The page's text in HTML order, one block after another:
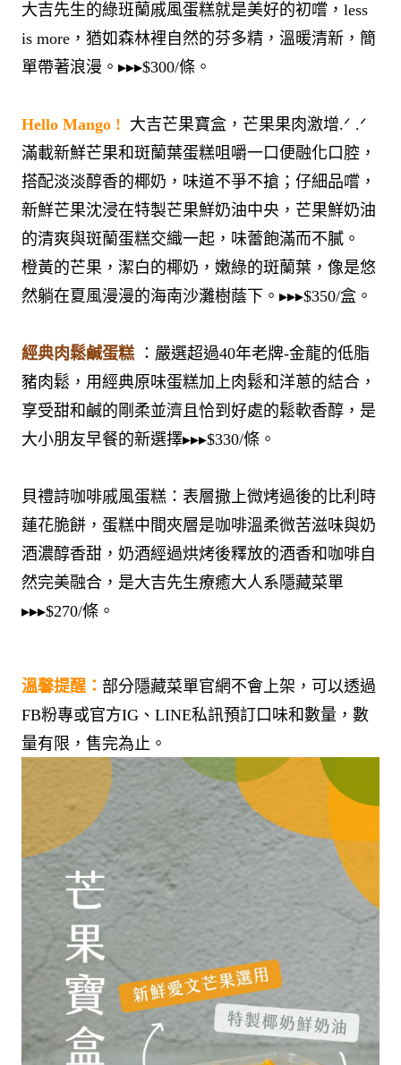
大吉先生的綠班蘭戚風蛋糕就是美好的初嚐，less
is more，猶如森林裡自然的芬多精，溫暖清新，簡
單帶著浪漫。▸▸▸$300/條。
Hello Mango ! ​ 大吉芒果寶盒，芒果果肉激增.ᐟ .ᐟ
滿載新鮮芒果和斑蘭葉蛋糕咀嚼一口便融化口腔，
搭配淡淡醇香的椰奶，味道不爭不搶；仔細品嚐，
新鮮芒果沈浸在特製芒果鮮奶油中央，芒果鮮奶油
的清爽與斑蘭蛋糕交織一起，味蕾飽滿而不膩。
橙黃的芒果，潔白的椰奶，嫩綠的斑蘭葉，像是悠
然躺在夏風漫漫的海南沙灘樹蔭下。▸▸▸$350/盒。
經典肉鬆鹹蛋糕 ：嚴選超過40年老牌-金龍的低脂
豬肉鬆，用經典原味蛋糕加上肉鬆和洋蔥的結合，
享受甜和鹹的剛柔並濟且恰到好處的鬆軟香醇，是
大小朋友早餐的新選擇▸▸▸$330/條。
貝禮詩咖啡戚風蛋糕：表層撒上微烤過後的比利時
蓮花脆餅，蛋糕中間夾層是咖啡溫柔微苦滋味與奶
酒濃醇香甜，奶酒經過烘烤後釋放的酒香和咖啡自
然完美融合，是大吉先生療癒大人系隱藏菜單
▸▸▸$270/條。
溫馨提醒： 部分隱藏菜單官網不會上架，可以透過
FB粉專或官方IG、LINE私訊預訂口味和數量，數
量有限，售完為止。